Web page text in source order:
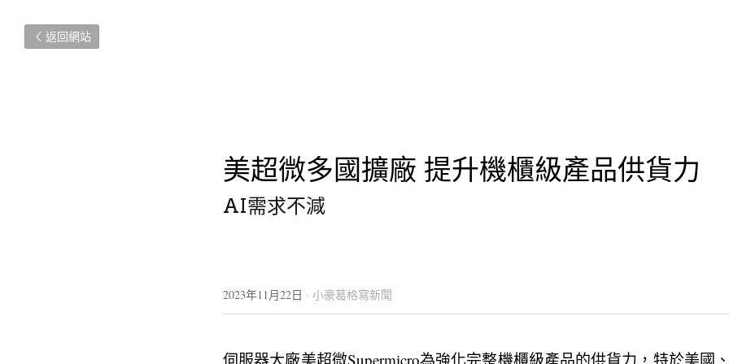
返回網站
美超微多國擴廠 提升機櫃級產品供貨力
AI需求不減
2023年11月22日 · 小豪葛格寫新聞
伺服器大廠美超微Supermicro為強化完整機櫃級產品的供貨力，特於美國